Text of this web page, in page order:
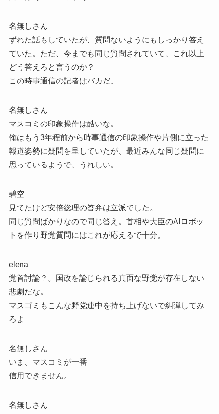
名無しさん
ずれた話もしていたが、質問ないようにもしっかり答え
ていた。ただ、今までも同じ質問されていて、これ以上
どう答えろと言うのか？
この時事通信の記者はバカだ。
名無しさん
マスコミの印象操作は酷いな。
俺はもう3年程前から時事通信の印象操作や片側に立った
報道姿勢に疑問を呈していたが、最近みんな同じ疑問に
思っているようで、うれしい。
碧空
見てたけど安倍総理の答弁は立派でした。
同じ質問ばかりなので同じ答え。首相や大臣のAIロボッ
トを作り野党質問にはこれが応えるで十分。
elena
党首討論？。国政を論じられる真面な野党が存在しない
悲劇だな。
マスゴミもこんな野党連中を持ち上げないで糾弾してみ
ろよ
名無しさん
いま、マスコミが一番
信用できません。
名無しさん